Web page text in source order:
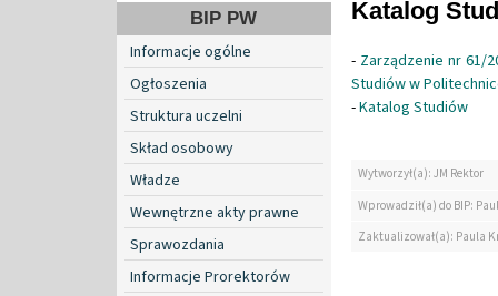
BIP PW
Informacje ogólne
Ogłoszenia
Struktura uczelni
Skład osobowy
Władze
Wewnętrzne akty prawne
Sprawozdania
Informacje Prorektorów
Katalog
- Zarządzenie nr 61/
Studiów w
-Katalog Studiów
Wytworzył(a): JM Rektor
Wprowadził(a) do BIP:
Zaktualizował(a): Paula